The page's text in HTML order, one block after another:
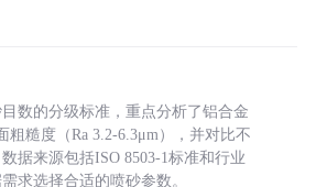
数的分级标准，重点分析了铝合金
粗糙度（Ra 3.2-6.3μm），并对比不
据来源包括ISO 8503-1标准和行业
求选择合适的喷砂参数。